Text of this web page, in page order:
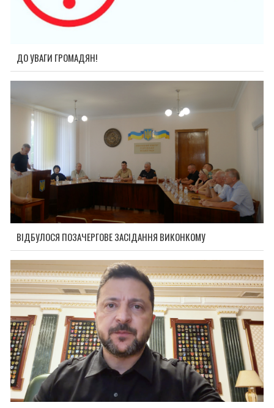
ДО УВАГИ ГРОМАДЯН!
ВІДБУЛОСЯ ПОЗАЧЕРГОВЕ ЗАСІДАННЯ ВИКОНКОМУ